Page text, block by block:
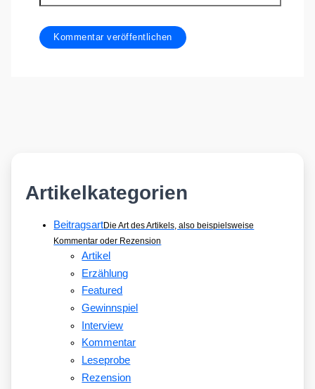
Artikelkategorien
BeitragsartDie Art des Artikels, also beispielsweise
Kommentar oder Rezension
Artikel
Erzählung
Featured
Gewinnspiel
Interview
Kommentar
Leseprobe
Rezension